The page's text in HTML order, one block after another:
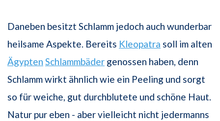
Daneben besitzt Schlamm jedoch auch wunderbar
heilsame Aspekte. Bereits Kleopatra soll im alten
Ägypten Schlammbäder genossen haben, denn
Schlamm wirkt ähnlich wie ein Peeling und sorgt
so für weiche, gut durchblutete und schöne Haut.
Natur pur eben - aber vielleicht nicht jedermanns